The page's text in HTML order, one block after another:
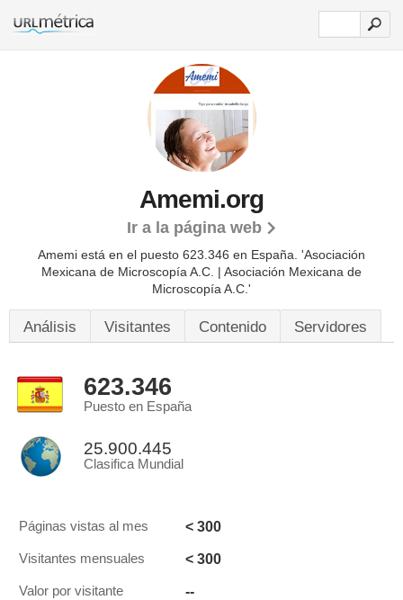
Amemi.org
Ir a la página web
Amemi está en el puesto 623.346 en España. 'Asociación
Mexicana de Microscopía A.C. | Asociación Mexicana de
Microscopía A.C.'
Análisis Visitantes Contenido Servidores
623.346
Puesto en España
25.900.445
Clasifica Mundial
Páginas vistas al mes < 300
Visitantes mensuales < 300
Valor por visitante --